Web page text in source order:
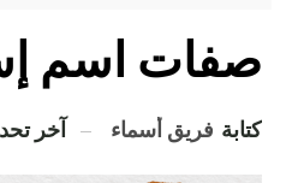
صفات اسم
كتابة فريق أسماء آخر